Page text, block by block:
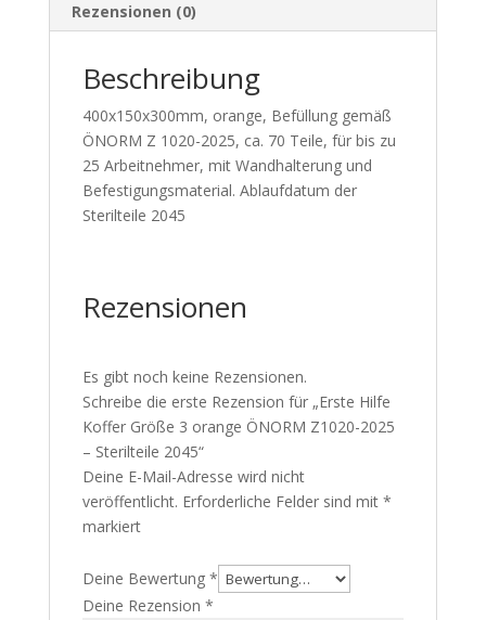
Rezensionen (0)
Beschreibung
400x150x300mm, orange, Befüllung gemäß
ÖNORM Z 1020-2025, ca. 70 Teile, für bis zu
25 Arbeitnehmer, mit Wandhalterung und
Befestigungsmaterial. Ablaufdatum der
Sterilteile 2045
Rezensionen
Es gibt noch keine Rezensionen.
Schreibe die erste Rezension für „Erste Hilfe
Koffer Größe 3 orange ÖNORM Z1020-2025
– Sterilteile 2045“
Deine E-Mail-Adresse wird nicht
veröffentlicht. Erforderliche Felder sind mit *
markiert
Deine Bewertung *
Deine Rezension *